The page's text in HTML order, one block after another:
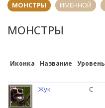
МОНСТРЫ ИМЕННОЙ
МОНСТРЫ
Иконка Название Уровень
Жук C